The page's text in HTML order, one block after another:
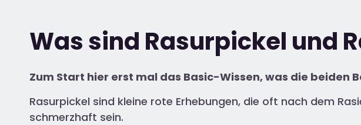
Was sind Rasurpickel und
Zum Start hier erst mal das Basic-Wissen, was die
Rasurpickel sind kleine rote Erhebungen, die oft nach dem
schmerzhaft sein.